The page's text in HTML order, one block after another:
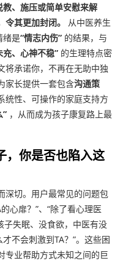
教、施压或简单安慰来解
其更加封闭。
从中医养生
绪是“情志内伤”的结果，与
、心神不稳”的生理特点密
将承诺你，不再在无助中独
家长提供一套包含沟通策
统性、可操作的家庭支持方
”，从而成为孩子康复路上最
，你是否也陷入这
深切。用户最常见的问题包
心扉？”、“除了看心理医
子失眠、没食欲，中医有没
不会刺激到TA？”。这些困
专业帮助方式未知之间的巨